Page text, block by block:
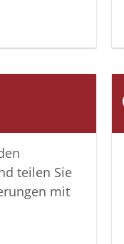
teilen Sie
mit